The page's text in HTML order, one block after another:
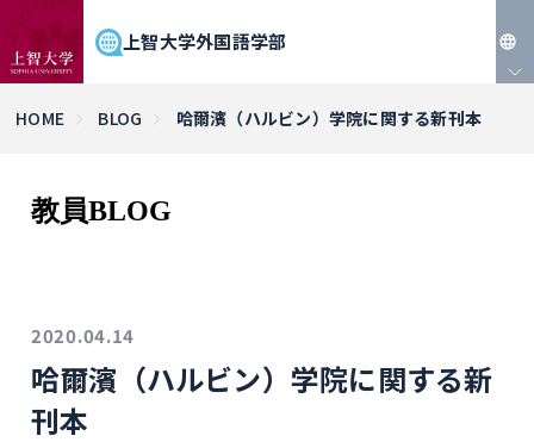
上智大学外国語学部
HOME BLOG 哈爾濱（ハルビン）学院に関する新刊本
教員BLOG
2020.04.14
哈爾濱（ハルビン）学院に関する新
刊本